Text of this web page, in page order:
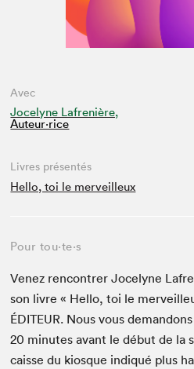
Avec
Jocelyne Lafrenière,
Auteur·rice
Livres présentés
Hello, toi le merveilleux
Pour tou⋅te⋅s
Venez ren­con­tr­er Joce­lyne
son livre « Hel­lo, toi le
ÉDI­TEUR. Nous vous
20 min­utes avant le début de la
caisse du kiosque indiqué plus